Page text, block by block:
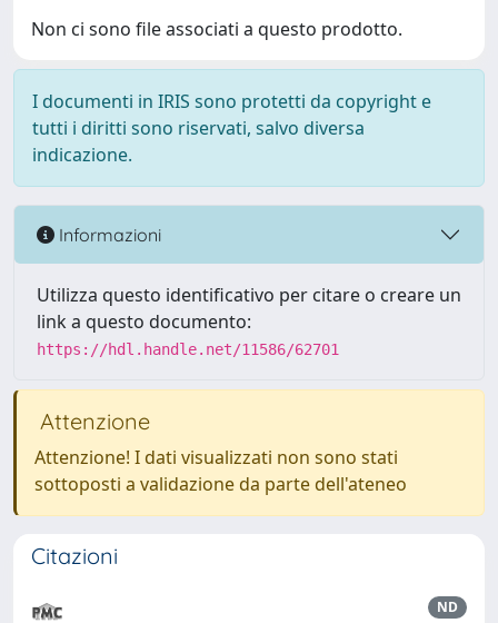
Non ci sono file associati a questo prodotto.
I documenti in IRIS sono protetti da copyright e
tutti i diritti sono riservati, salvo diversa
indicazione.
Informazioni
Utilizza questo identificativo per citare o creare un
link a questo documento:
https://hdl.handle.net/11586/62701
Attenzione
Attenzione! I dati visualizzati non sono stati
sottoposti a validazione da parte dell'ateneo
Citazioni
ND